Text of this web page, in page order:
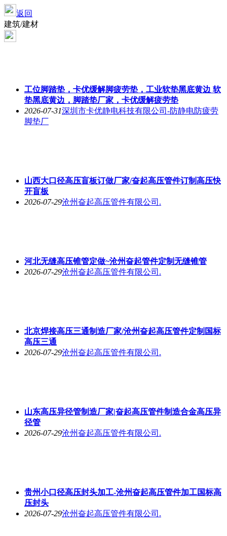
返回
建筑/建材
工位脚踏垫，卡优缓解脚疲劳垫，工业软垫黑底黄边 软
垫黑底黄边，脚踏垫厂家，卡优缓解疲劳垫
2026-07-31深圳市卡优静电科技有限公司-防静电防疲劳
脚垫厂
山西大口径高压盲板订做厂家/奋起高压管件订制高压快
开盲板
2026-07-29沧州奋起高压管件有限公司.
河北无缝高压锥管定做~沧州奋起管件定制无缝锥管
2026-07-29沧州奋起高压管件有限公司.
北京焊接高压三通制造厂家/沧州奋起高压管件定制国标
高压三通
2026-07-29沧州奋起高压管件有限公司.
山东高压异径管制造厂家|奋起高压管件制造合金高压异
径管
2026-07-29沧州奋起高压管件有限公司.
贵州小口径高压封头加工-沧州奋起高压管件加工国标高
压封头
2026-07-29沧州奋起高压管件有限公司.